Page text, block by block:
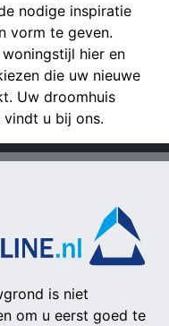
nodige inspiratie
vorm te geven.
hier en
die uw nieuwe
Uw droomhuis
u bij ons.
is niet
om u eerst goed te